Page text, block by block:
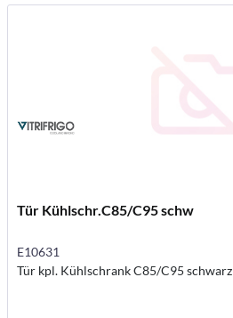
Tür Kühlschr.C85/C95 schw
E10631
Tür kpl. Kühlschrank C85/C95 schwarz